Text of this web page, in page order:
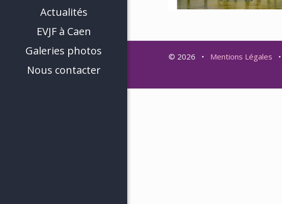
Actualités
EVJF à Caen
Galeries photos
Nous contacter
© 2026 • Mentions Légales